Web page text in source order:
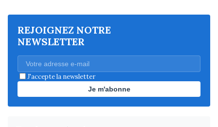
REJOIGNEZ NOTRE
NEWSLETTER
J'accepte la newsletter
Je m'abonne